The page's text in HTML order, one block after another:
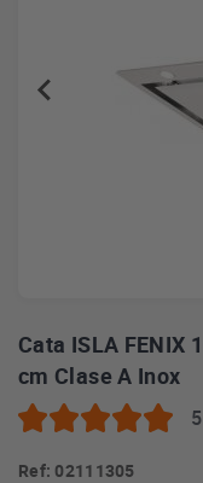
Cata ISLA FENIX
cm Clase A Inox
Ref: 02111305